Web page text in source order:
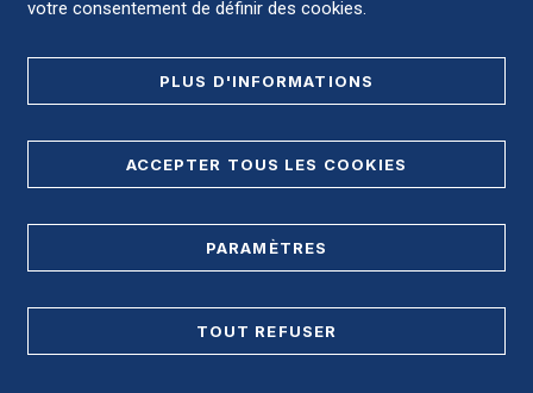
PLAN DE SITE
votre consentement de définir des cookies.
PLUS D'INFORMATIONS
ACCEPTER TOUS LES COOKIES
PARAMÈTRES
TOUT REFUSER